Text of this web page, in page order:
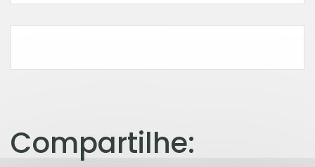
Compartilhe: